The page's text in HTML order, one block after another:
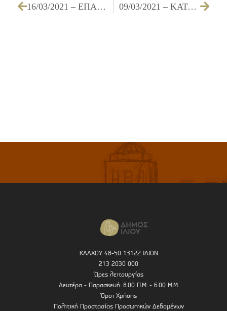
16/03/2021 – ΕΠΑΝΑΔΙΑΚΗΡΥΞΗ ΔΗΜΟΠΡΑΣΙΑΣ ΓΙΑ ΤΗ ΜΙΣΘΩΣΗ ΑΚΙΝΗΤΟΥ με σκοπό τη στέγαση του Δ΄ Κ.Α.Π.Η. 09/03/2021 – ΚΑΤΑΣΚΕΥΗ ΑΓΩΓΩΝ, ΣΥΝΤΗΡΗΣΗ – ΑΝΑΚΑΤΑΣΚΕΥΗ (ΜΙΚΡΩΝ ΤΜΗΜΑΤΩΝ) ΔΙΚΤΥΟΥ ΑΠΟΧΕΤΕΥΣΗΣ ΑΚΑΘΑΡΤΩΝ ΚΑΙ ΣΥΝΔΕΣΕΙΣ ΑΚΙΝΗΤΩΝ ΣΕ ΟΔΟΥΣ ΤΟΥ ΔΗΜΟΥ ΕΡΓ. Β1/21
ΚΑΛΧΟΥ 48-50 13122 ΙΛΙΟΝ
213 2030 000
Ώρες λειτουργίας
Δευτέρα - Παρασκευή: 8.00 Π.Μ. - 6.00 Μ.Μ.
Όροι Χρήσης
Πολιτική Προστασίας Προσωπικών Δεδομένων